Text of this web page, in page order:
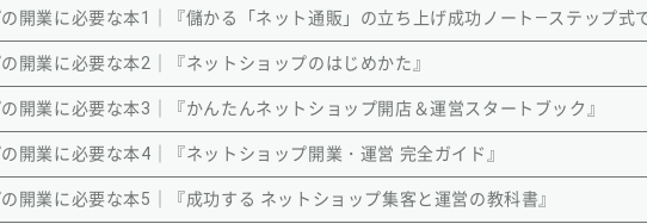
開業に必要な本1｜『儲かる「ネット通販」の立ち上げ成功ノート―ステップ式
開業に必要な本2｜『ネットショップのはじめかた』
開業に必要な本3｜『かんたんネットショップ開店＆運営スタートブック』
開業に必要な本4｜『ネットショップ開業・運営 完全ガイド』
開業に必要な本5｜『成功する ネットショップ集客と運営の教科書』